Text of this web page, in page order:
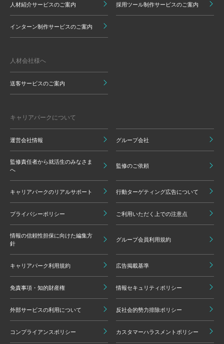
人材紹介サービスのご案内 採用ツール制作サービスのご案内
インターン制作サービスのご案内
人材会社様へ
送客サービスのご案内
キャリアパークについて
運営会社情報 グループ会社
監修責任者から就活生のみなさま
へ
監修のご依頼
キャリアパークのリアルサポート 行動ターゲティング広告について
プライバシーポリシー ご利用いただく上での注意点
情報の信頼性担保に向けた編集方
針
グループ会員利用規約
キャリアパーク利用規約 広告掲載基準
免責事項・知的財産権 情報セキュリティポリシー
外部サービスの利用について 反社会的勢力排除ポリシー
コンプライアンスポリシー カスタマーハラスメントポリシー